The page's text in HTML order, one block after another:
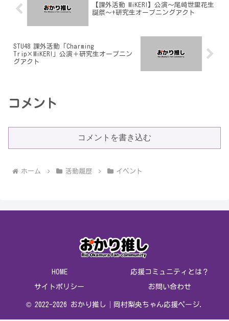
【課外活動 MiKER!】公演〜尾崎世里花生
誕祭〜+研究生オープニングアクト
STU48 課外活動「Charming
Trip×MiKER!」公演＋研究生オープニン
グアクト
コメント
コメントを書き込む
ホーム 活動履歴 イベント
HOME 応援コミュニティとは？
サイトポリシー お問い合わせ
© 2022-2026 おかり推し│岡村梨央ちゃん応援ページ.